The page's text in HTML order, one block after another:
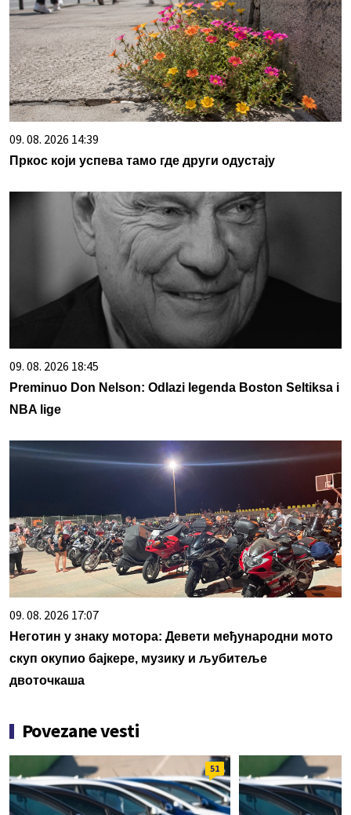
09. 08. 2026 14:39
Пркос који успева тамо где други одустају
09. 08. 2026 18:45
Preminuo Don Nelson: Odlazi legenda Boston Seltiksa i
NBA lige
09. 08. 2026 17:07
Неготин у знаку мотора: Девети међународни мото
скуп окупио бајкере, музику и љубитеље
двоточкаша
Povezane vesti
51